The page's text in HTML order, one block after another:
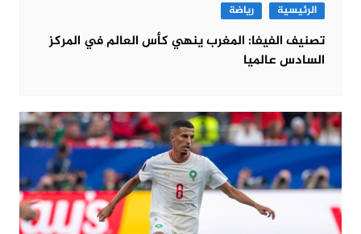
الرئيسية رياضة
تصنيف الفيفا: المغرب ينهي كأس العالم في المركز
السادس عالميا